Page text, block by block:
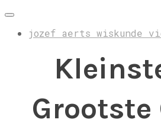
jozef aerts wiskunde
Grootste